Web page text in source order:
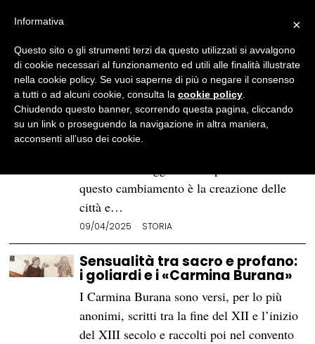
BROWSE TAG
goliardi
I Goliardi nel medioevo
Il XII secolo è l’epoca che cambia
questo cambiamento è la creazione delle
città e…
09/04/2025 STORIA
Sensualità tra sacro e profano:
i goliardi e i «Carmina Burana»
I Carmina Burana sono versi, per lo più
anonimi, scritti tra la fine del XII e l’inizio
del XIII secolo e raccolti poi nel convento
×
Informativa
Questo sito o gli strumenti terzi da questo utilizzati si avvalgono
di cookie necessari al funzionamento ed utili alle finalità illustrate
nella cookie policy. Se vuoi saperne di più o negare il consenso
a tutti o ad alcuni cookie, consulta la cookie policy
Chiudendo questo banner, scorrendo questa pagina, cliccando
su un link o proseguendo la navigazione in altra maniera,
acconsenti all’uso dei cookie.